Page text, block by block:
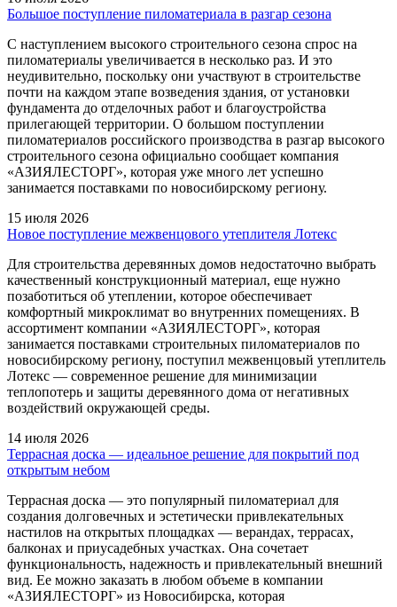
Большое поступление пиломатериала в разгар сезона
С наступлением высокого строительного сезона спрос на
пиломатериалы увеличивается в несколько раз. И это
неудивительно, поскольку они участвуют в строительстве
почти на каждом этапе возведения здания, от установки
фундамента до отделочных работ и благоустройства
прилегающей территории. О большом поступлении
пиломатериалов российского производства в разгар высокого
строительного сезона официально сообщает компания
«АЗИЯЛЕСТОРГ», которая уже много лет успешно
занимается поставками по новосибирскому региону.
15 июля 2026
Новое поступление межвенцового утеплителя Лотекс
Для строительства деревянных домов недостаточно выбрать
качественный конструкционный материал, еще нужно
позаботиться об утеплении, которое обеспечивает
комфортный микроклимат во внутренних помещениях. В
ассортимент компании «АЗИЯЛЕСТОРГ», которая
занимается поставками строительных пиломатериалов по
новосибирскому региону, поступил межвенцовый утеплитель
Лотекс — современное решение для минимизации
теплопотерь и защиты деревянного дома от негативных
воздействий окружающей среды.
14 июля 2026
Террасная доска — идеальное решение для покрытий под
открытым небом
Террасная доска — это популярный пиломатериал для
создания долговечных и эстетически привлекательных
настилов на открытых площадках — верандах, террасах,
балконах и приусадебных участках. Она сочетает
функциональность, надежность и привлекательный внешний
вид. Ее можно заказать в любом объеме в компании
«АЗИЯЛЕСТОРГ» из Новосибирска, которая